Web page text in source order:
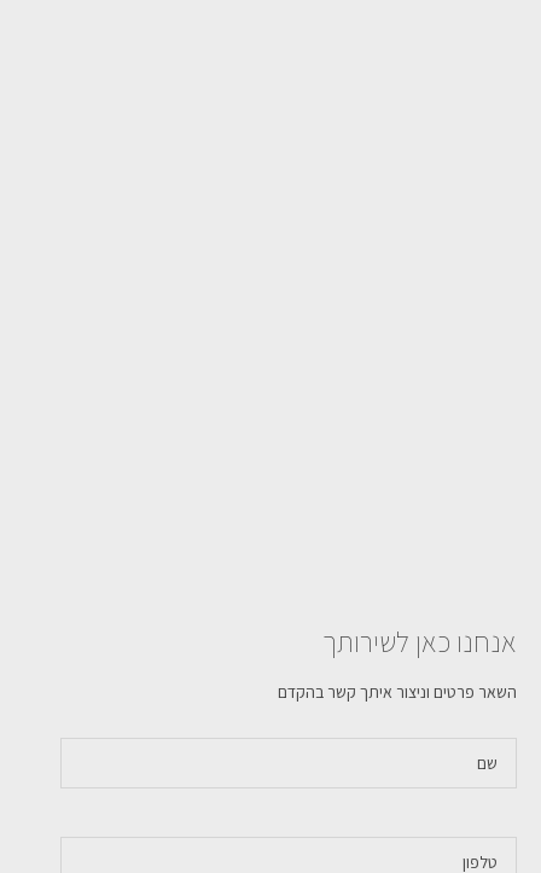
אנחנו כאן לשירותך
השאר פרטים וניצור איתך קשר בהקדם